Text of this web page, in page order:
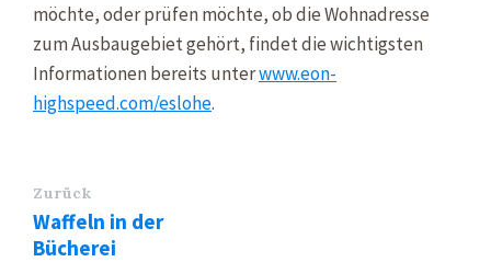
möchte, oder prüfen möchte, ob die Wohnadresse
zum Ausbaugebiet gehört, findet die wichtigsten
Informationen bereits unterwww.eon-
highspeed.com/eslohe.
Zurück
Waffeln in der
Bücherei